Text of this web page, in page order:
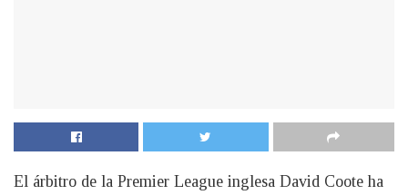
El árbitro de la Premier League inglesa David Coote ha